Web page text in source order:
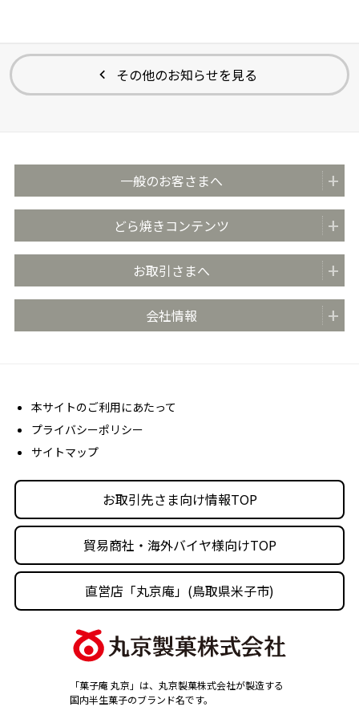
その他のお知らせを見る
一般のお客さまへ
全国の販売店
おいしさのこだわり
安心・安全の取り組み
どら焼きコンテンツ
どらやきのまち米子
どらやきの日 (4月4日)
お取引さまへ
お取引先さま向け情報TOP
商品カタログ
会社情報
経営理念
沿革
丸京の事業体
人材育成・社会活動
本サイトのご利用にあたって
プライバシーポリシー
サイトマップ
お取引先さま向け情報TOP
貿易商社・海外バイヤ様向けTOP
直営店「丸京庵」(鳥取県米子市)
「菓子庵 丸京」は、丸京製菓株式会社が製造する
国内半生菓子のブランド名です。